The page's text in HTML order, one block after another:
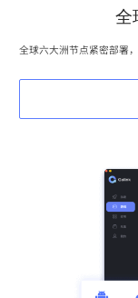
全
全球六大洲节点紧密部署